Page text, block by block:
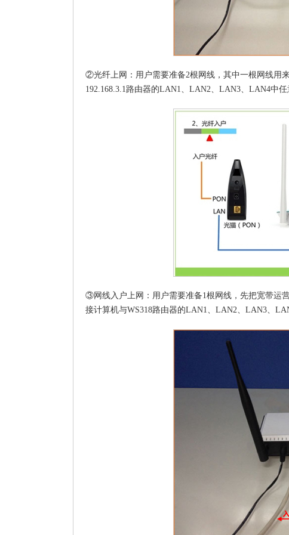
②光纤上网：用户需要准备2根网线，其中一根网线用
192.168.3.1路由器的LAN1、LAN2、LAN3、LAN4中任
③网线入户上网：用户需要准备1根网线，先把宽带运
接计算机与WS318路由器的LAN1、LAN2、LAN3、